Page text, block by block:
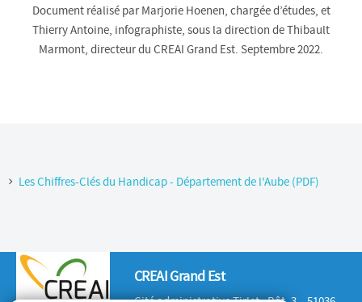
Document réalisé par Marjorie Hoenen, chargée d’études, et
Thierry Antoine, infographiste, sous la direction de Thibault
Marmont, directeur du CREAI Grand Est. Septembre 2022.
Les Chiffres-Clés du Handicap - Département de l'Aube (PDF)
CREAI Grand Est